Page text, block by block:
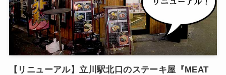
【リニューアル】立川駅北口のステーキ屋『MEAT